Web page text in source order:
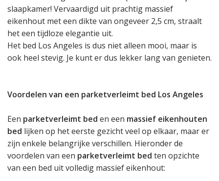
slaapkamer! Vervaardigd uit prachtig massief
eikenhout met een dikte van ongeveer 2,5 cm, straalt
het een tijdloze elegantie uit.
Het bed Los Angeles is dus niet alleen mooi, maar is
ook heel stevig. Je kunt er dus lekker lang van genieten.
Voordelen van een parketverleimt bed Los Angeles
Een parketverleimt bed en een massief eikenhouten
bed lijken op het eerste gezicht veel op elkaar, maar er
zijn enkele belangrijke verschillen. Hieronder de
voordelen van een parketverleimt bed ten opzichte
van een bed uit volledig massief eikenhout: